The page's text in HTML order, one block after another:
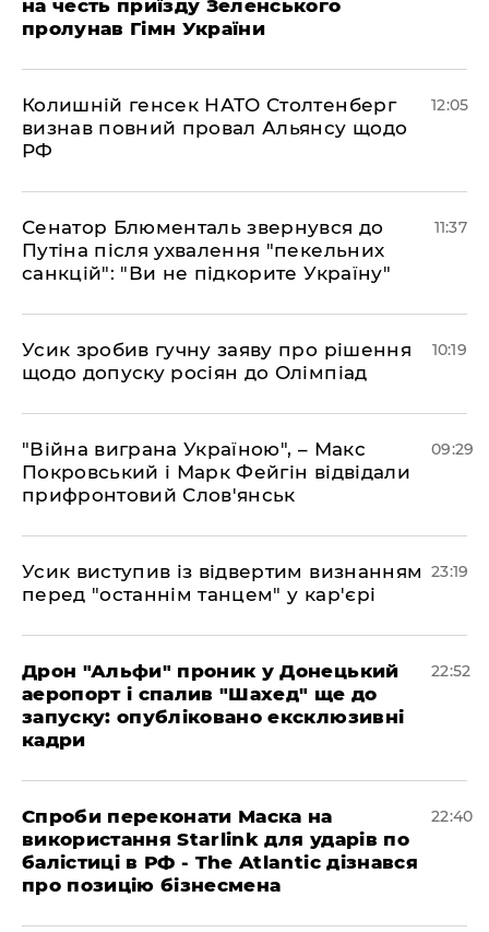
на честь приїзду Зеленського
пролунав Гімн України
Колишній генсек НАТО Столтенберг
визнав повний провал Альянсу щодо
РФ
12:05
Сенатор Блюменталь звернувся до
Путіна після ухвалення "пекельних
санкцій": "Ви не підкорите Україну"
11:37
Усик зробив гучну заяву про рішення
щодо допуску росіян до Олімпіад
10:19
"Війна виграна Україною", – Макс
Покровський і Марк Фейгін відвідали
прифронтовий Слов'янськ
09:29
​Усик виступив із відвертим визнанням
перед "останнім танцем" у кар'єрі
23:19
​Дрон "Альфи" проник у Донецький
аеропорт і спалив "Шахед" ще до
запуску: опубліковано ексклюзивні
кадри
22:52
​Спроби переконати Маска на
використання Starlink для ударів по
балістиці в РФ - The Atlantic дізнався
про позицію бізнесмена
22:40